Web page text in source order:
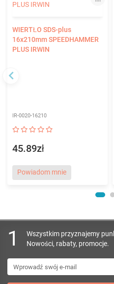
WIERTŁO SDS-plus
16x210mm SPEEDHAMMER
PLUS IRWIN
IR-0020-16210
45.89zł
Powiadom mnie
1
Wszystkim przyznajemy
Nowości, rabaty, promocje.